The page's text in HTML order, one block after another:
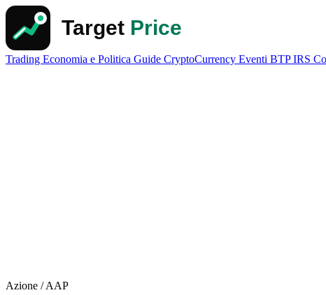
Trading Economia e Politica Guide CryptoCurrency Eventi BTPIRS
Azione / AAP